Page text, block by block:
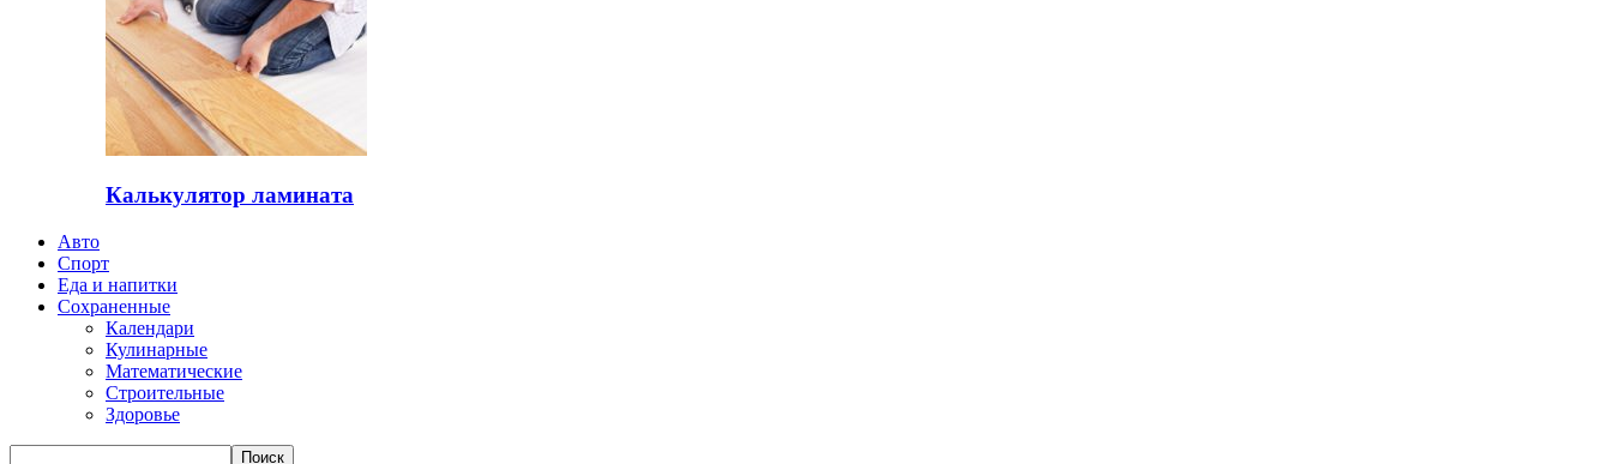
Калькулятор ламината
Авто
Спорт
Еда и напитки
Сохраненные
Календари
Кулинарные
Математические
Строительные
Здоровье